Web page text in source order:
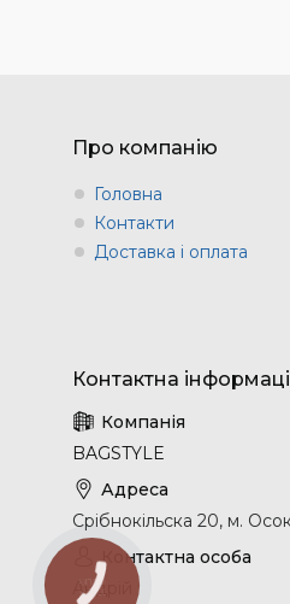
Про компанію
Головна
Контакти
Доставка і оплата
BAGSTYLE
Срібнокільска 20, м.
Андрій
КНОПКА
ЗВ'ЯЗКУ